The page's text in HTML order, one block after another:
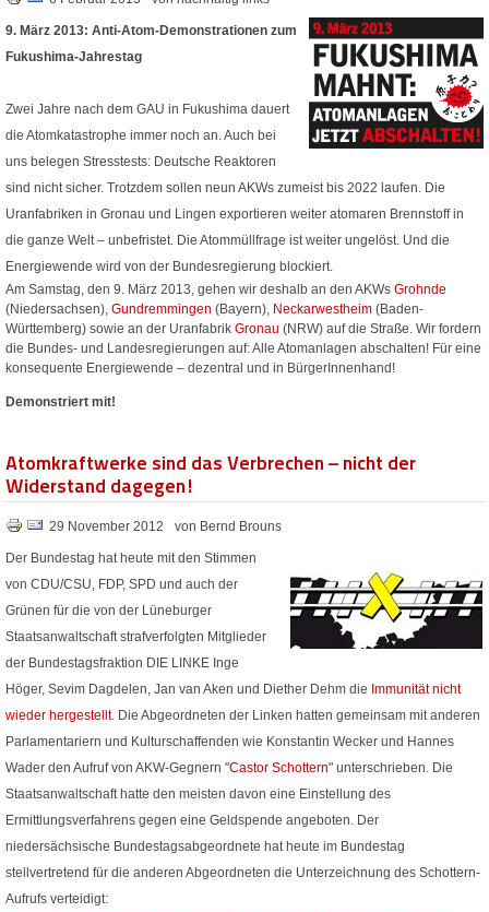
9. März 2013: Anti-Atom-Demonstrationen zum
Fukushima-Jahrestag
Zwei Jahre nach dem GAU in Fukushima dauert
die Atomkatastrophe immer noch an. Auch bei
uns belegen Stresstests: Deutsche Reaktoren
sind nicht sicher. Trotzdem sollen neun AKWs zumeist bis 2022 laufen. Die
Uranfabriken in Gronau und Lingen exportieren weiter atomaren Brennstoff in
die ganze Welt – unbefristet. Die Atommüllfrage ist weiter ungelöst. Und die
Energiewende wird von der Bundesregierung blockiert.
Am Samstag, den 9. März 2013, gehen wir deshalb an den AKWs Grohnde
(Niedersachsen), Gundremmingen (Bayern), Neckarwestheim (Baden-
Württemberg) sowie an der Uranfabrik Gronau (NRW) auf die Straße. Wir fordern
die Bundes- und Landesregierungen auf: Alle Atomanlagen abschalten! Für eine
konsequente Energiewende – dezentral und in BürgerInnenhand!
Demonstriert mit!
Atomkraftwerke sind das Verbrechen – nicht der
Widerstand dagegen!
29 November 2012 von Bernd Brouns
Der Bundestag hat heute mit den Stimmen
von CDU/CSU, FDP, SPD und auch der
Grünen für die von der Lüneburger
Staatsanwaltschaft strafverfolgten Mitglieder
der Bundestagsfraktion DIE LINKE Inge
Höger, Sevim Dagdelen, Jan van Aken und Diether Dehm die Immunität nicht
wieder hergestellt. Die Abgeordneten der Linken hatten gemeinsam mit anderen
Parlamentariern und Kulturschaffenden wie Konstantin Wecker und Hannes
Wader den Aufruf von AKW-Gegnern "Castor Schottern" unterschrieben. Die
Staatsanwaltschaft hatte den meisten davon eine Einstellung des
Ermittlungsverfahrens gegen eine Geldspende angeboten. Der
niedersächsische Bundestagsabgeordnete hat heute im Bundestag
stellvertretend für die anderen Abgeordneten die Unterzeichnung des Schottern-
Aufrufs verteidigt: